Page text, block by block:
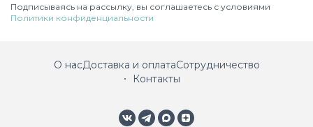
Подписываясь на рассылку, вы соглашаетесь с условиями
Политики конфиденциальности
О насДоставка и оплатаСотрудничество
Контакты